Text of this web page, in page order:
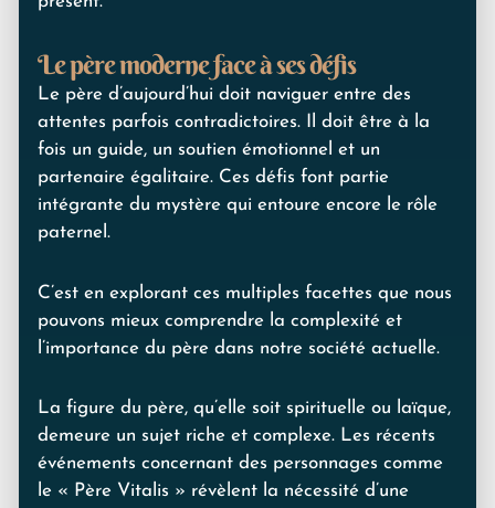
Le père moderne face à ses défis
Le père d’aujourd’hui doit naviguer entre des
attentes parfois contradictoires. Il doit être à la
fois un guide, un soutien émotionnel et un
partenaire égalitaire. Ces défis font partie
intégrante du mystère qui entoure encore le rôle
paternel.
C’est en explorant ces multiples facettes que nous
pouvons mieux comprendre la complexité et
l’importance du père dans notre société actuelle.
La figure du père, qu’elle soit spirituelle ou laïque,
demeure un sujet riche et complexe. Les récents
événements concernant des personnages comme
le « Père Vitalis » révèlent la nécessité d’une